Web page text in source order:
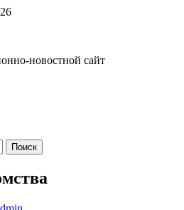
новостной сайт